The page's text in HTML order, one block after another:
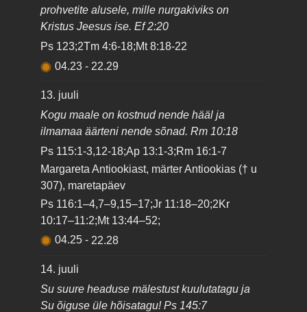
prohvetite alusele, mille nurgakiviks on
Kristus Jeesus ise. Ef 2:20
Ps 123;2Tm 4:6-18;Mt 8:18-22
04.23- 22.29
13. juuli
Kogu maale on kostnud nende hääl ja
ilmamaa äärteni nende sõnad. Rm 10:18
Ps 115:1-3,12-18;Ap 13:1-3;Rm 16:1-7
Margareta Antiookiast, märter Antiookias († u
307), maretapäev
Ps 116:1–4,7–9,15–17;Jr 11:18–20;2Kr
10:17–11:2;Mt 13:44–52;
04.25- 22.28
14. juuli
Su suure headuse mälestust kuulutatagu ja
Su õiguse üle hõisatagu! Ps 145:7